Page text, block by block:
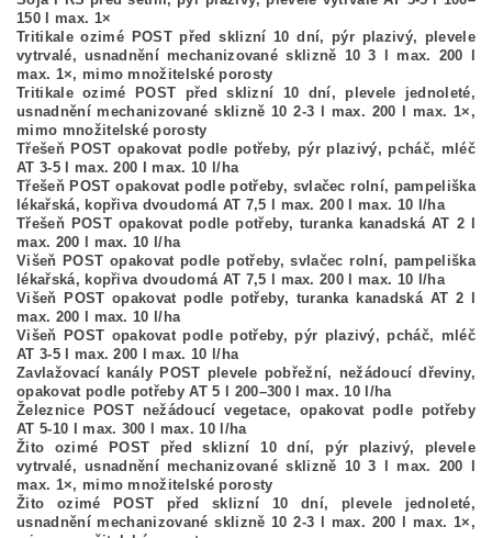
150 l max. 1×
Tritikale ozimé POST před sklizní 10 dní, pýr plazivý, plevele
vytrvalé, usnadnění mechanizované sklizně 10 3 l max. 200 l
max. 1×, mimo množitelské porosty
Tritikale ozimé POST před sklizní 10 dní, plevele jednoleté,
usnadnění mechanizované sklizně 10 2-3 l max. 200 l max. 1×,
mimo množitelské porosty
Třešeň POST opakovat podle potřeby, pýr plazivý, pcháč, mléč
AT 3-5 l max. 200 l max. 10 l/ha
Třešeň POST opakovat podle potřeby, svlačec rolní, pampeliška
lékařská, kopřiva dvoudomá AT 7,5 l max. 200 l max. 10 l/ha
Třešeň POST opakovat podle potřeby, turanka kanadská AT 2 l
max. 200 l max. 10 l/ha
Višeň POST opakovat podle potřeby, svlačec rolní, pampeliška
lékařská, kopřiva dvoudomá AT 7,5 l max. 200 l max. 10 l/ha
Višeň POST opakovat podle potřeby, turanka kanadská AT 2 l
max. 200 l max. 10 l/ha
Višeň POST opakovat podle potřeby, pýr plazivý, pcháč, mléč
AT 3-5 l max. 200 l max. 10 l/ha
Zavlažovací kanály POST plevele pobřežní, nežádoucí dřeviny,
opakovat podle potřeby AT 5 l 200–300 l max. 10 l/ha
Železnice POST nežádoucí vegetace, opakovat podle potřeby
AT 5-10 l max. 300 l max. 10 l/ha
Žito ozimé POST před sklizní 10 dní, pýr plazivý, plevele
vytrvalé, usnadnění mechanizované sklizně 10 3 l max. 200 l
max. 1×, mimo množitelské porosty
Žito ozimé POST před sklizní 10 dní, plevele jednoleté,
usnadnění mechanizované sklizně 10 2-3 l max. 200 l max. 1×,